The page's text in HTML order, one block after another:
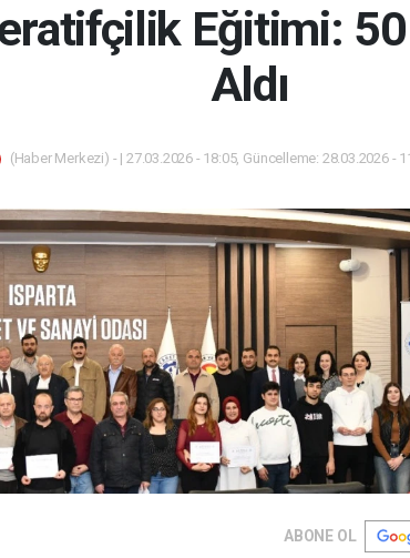
Eğitimi:
Aldı
(Haber Merkezi) - | 27.03.2026 - 18:05, Güncelleme: 28.03.2026 -
ABONE OL